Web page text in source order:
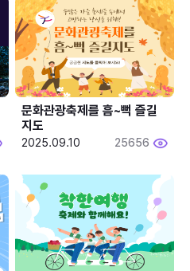
문화관광축제를 흠~뻑 즐길
지도
2025.09.10 25656